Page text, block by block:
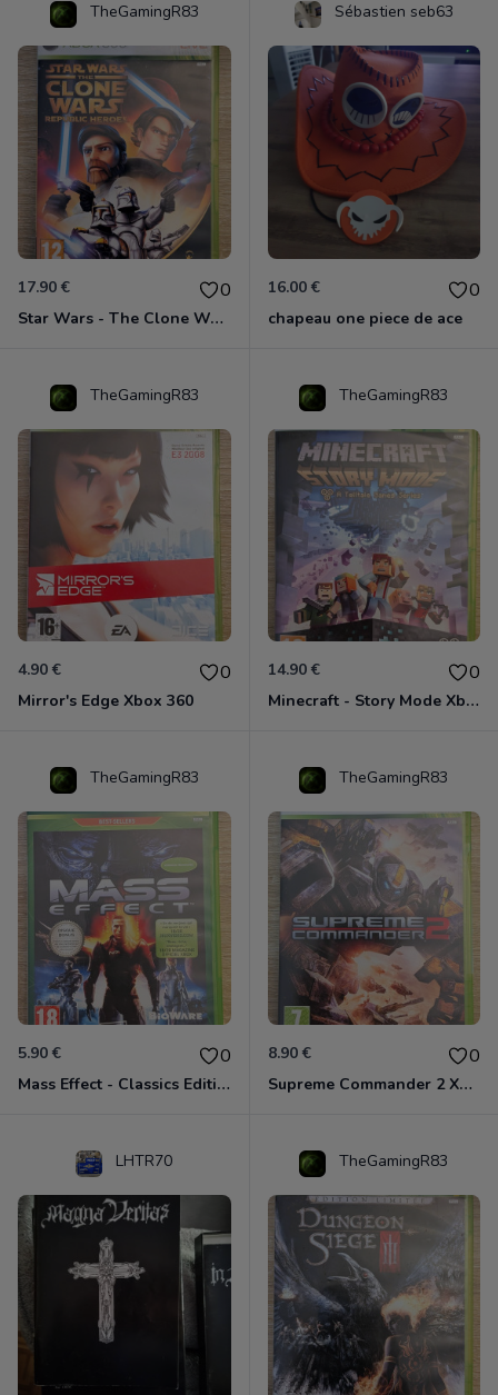
TheGamingR83
17.90 € 0
Star Wars - The Clone Wars - Les Héros De La République Xbox 360
Sébastien seb63
16.00 € 0
chapeau one piece de ace
TheGamingR83
4.90 € 0
Mirror's Edge Xbox 360
TheGamingR83
14.90 € 0
Minecraft - Story Mode Xbox 360
TheGamingR83
5.90 € 0
Mass Effect - Classics Edition Xbox 360
TheGamingR83
8.90 € 0
Supreme Commander 2 Xbox 360
LHTR70 TheGamingR83